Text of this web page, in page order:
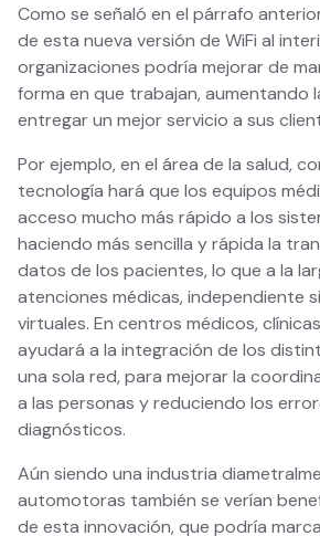
Como se señaló en el párrafo
de esta nueva versión de WiFi al
organizaciones podría mejorar de
forma en que trabajan, aumentando
entregar un mejor servicio a sus
Por ejemplo, en el área de la salud,
tecnología hará que los equipos
acceso mucho más rápido a los
haciendo más sencilla y rápida la
datos de los pacientes, lo que a la
atenciones médicas, independiente
virtuales. En centros médicos,
ayudará a la integración de los
una sola red, para mejorar la
a las personas y reduciendo los
diagnósticos.
Aún siendo una industria
automotoras también se verían
de esta innovación, que podría